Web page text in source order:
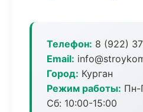
Телефон: 8 (922)
Email:
Город: Курган
Режим работы: Пн-
Сб: 10:00-15:00